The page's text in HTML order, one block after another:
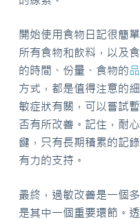
開始使用食物日記很簡
所有食物和飲料，以及
的時間、份量、食物的
方式，都是值得注意的
敏症狀有關，可以嘗試
否有所改善。記住，耐
鍵，只有長期積累的記
有力的支持。
最終，過敏改善是一個
是其中一個重要環節。